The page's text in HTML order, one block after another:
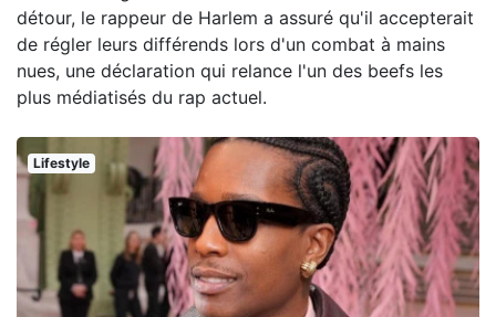
détour, le rappeur de Harlem a assuré qu'il accepterait
de régler leurs différends lors d'un combat à mains
nues, une déclaration qui relance l'un des beefs les
plus médiatisés du rap actuel.
Lifestyle